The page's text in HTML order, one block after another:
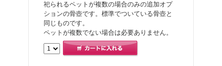
祀られるペットが複数の場合のみの追加オプ
ションの骨壺です。標準でついている骨壺と
同じものです。
ペットが複数でない場合は必要ありません。